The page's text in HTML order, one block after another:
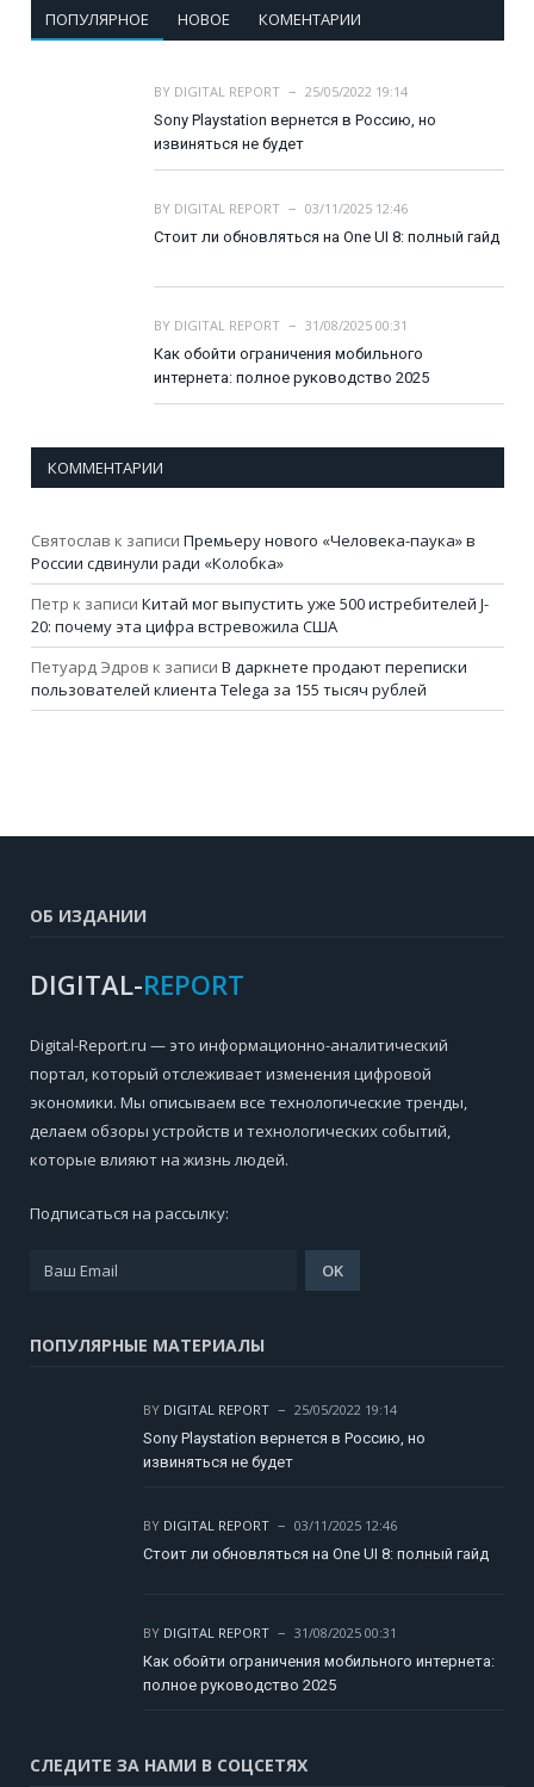
ПОПУЛЯРНОЕ НОВОЕ КОМЕНТАРИИ
BY DIGITAL REPORT
25/05/2022 19:14
Sony Playstation вернется в Россию, но
извиняться не будет
BY DIGITAL REPORT
03/11/2025 12:46
Стоит ли обновляться на One UI 8: полный гайд
BY DIGITAL REPORT
31/08/2025 00:31
Как обойти ограничения мобильного
интернета: полное руководство 2025
КОММЕНТАРИИ
Святослав к записи Премьеру нового «Человека-паука» в
России сдвинули ради «Колобка»
Петр к записи Китай мог выпустить уже 500 истребителей J-
20: почему эта цифра встревожила США
Петуард Эдров к записи В даркнете продают переписки
пользователей клиента Telega за 155 тысяч рублей
ОБ ИЗДАНИИ
DIGITAL-REPORT
Digital-Report.ru — это информационно-аналитический
портал, который отслеживает изменения цифровой
экономики. Мы описываем все технологические тренды,
делаем обзоры устройств и технологических событий,
которые влияют на жизнь людей.
Подписаться на рассылку:
ПОПУЛЯРНЫЕ МАТЕРИАЛЫ
BY DIGITAL REPORT
25/05/2022 19:14
Sony Playstation вернется в Россию, но
извиняться не будет
BY DIGITAL REPORT
03/11/2025 12:46
Стоит ли обновляться на One UI 8: полный гайд
BY DIGITAL REPORT
31/08/2025 00:31
Как обойти ограничения мобильного интернета:
полное руководство 2025
СЛЕДИТЕ ЗА НАМИ В СОЦСЕТЯХ